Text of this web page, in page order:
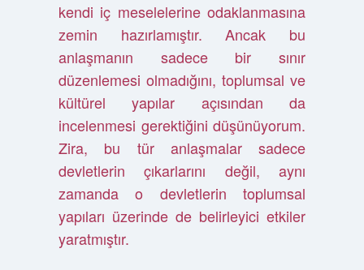
kendi iç meselelerine odaklanmasına
zemin hazırlamıştır. Ancak bu
anlaşmanın sadece bir sınır
düzenlemesi olmadığını, toplumsal ve
kültürel yapılar açısından da
incelenmesi gerektiğini düşünüyorum.
Zira, bu tür anlaşmalar sadece
devletlerin çıkarlarını değil, aynı
zamanda o devletlerin toplumsal
yapıları üzerinde de belirleyici etkiler
yaratmıştır.